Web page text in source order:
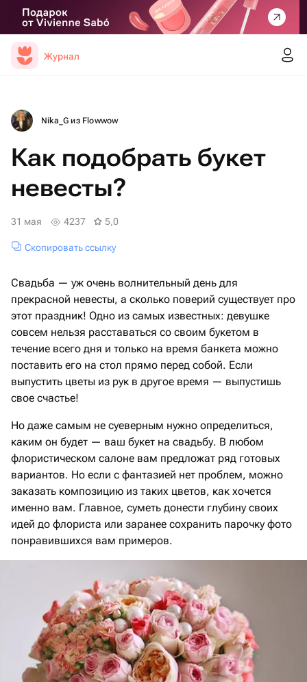
Журнал
Nika_G из Flowwow
Как подобрать букет
невесты?
31 мая 4237 5,0
Скопировать ссылку
Свадьба — уж очень волнительный день для
прекрасной невесты, а сколько поверий существует про
этот праздник! Одно из самых известных: девушке
совсем нельзя расставаться со своим букетом в
течение всего дня и только на время банкета можно
поставить его на стол прямо перед собой. Если
выпустить цветы из рук в другое время — выпустишь
свое счастье!
Но даже самым не суеверным нужно определиться,
каким он будет — ваш букет на свадьбу. В любом
флористическом салоне вам предложат ряд готовых
вариантов. Но если с фантазией нет проблем, можно
заказать композицию из таких цветов, как хочется
именно вам. Главное, суметь донести глубину своих
идей до флориста или заранее сохранить парочку фото
понравившихся вам примеров.